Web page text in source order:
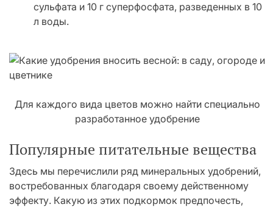
сульфата и 10 г суперфосфата, разведенных в 10
л воды.
Для каждого вида цветов можно найти специально
разработанное удобрение
Популярные питательные вещества
Здесь мы перечислили ряд минеральных удобрений,
востребованных благодаря своему действенному
эффекту. Какую из этих подкормок предпочесть,